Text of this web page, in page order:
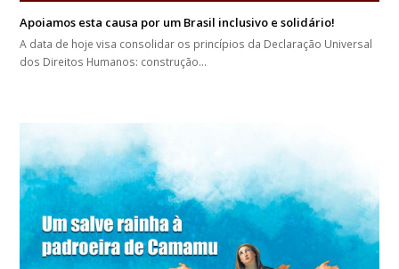
Apoiamos esta causa por um Brasil inclusivo e solidário!
A data de hoje visa consolidar os princípios da Declaração Universal
dos Direitos Humanos: construção…